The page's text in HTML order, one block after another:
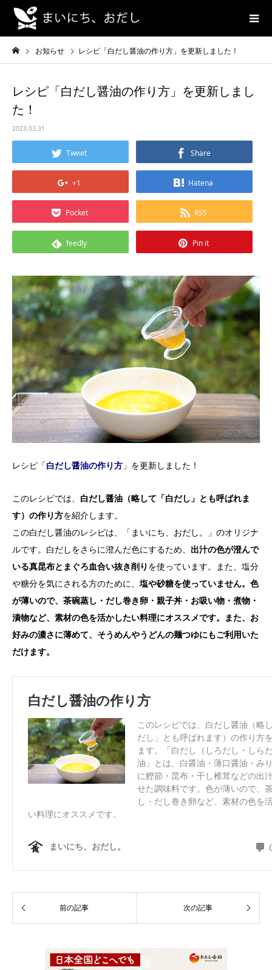
お知らせ レシピ「白だし醤油の作り方」を更新しました！
レシピ「白だし醤油の作り方」を更新しまし
た！
2023.03.31
Tweet Share
+1 Hatena
Pocket RSS
feedly Pin it
レシピ「白だし醤油の作り方 」を更新しました！
このレシピでは、 白だし醤油（略して「白だし」とも呼ばれま
す）の作り方を紹介します。
この白だし醤油のレシピは、「まいにち、おだし。」のオリジナ
ルです。白だしをさらに澄んだ色にするため、 出汁の色が澄んで
いる真昆布とまぐろ血合い抜き削り を使っています。また、塩分
や糖分を気にされる方のために、 塩や砂糖を使っていません。色
が薄いので、茶碗蒸し・だし巻き卵・親子丼・お吸い物・煮物・
漬物など、素材の色を活かしたい料理にオススメです。また、お
好みの濃さに薄めて、そうめんやうどんの麺つゆにもご利用いた
だけます。